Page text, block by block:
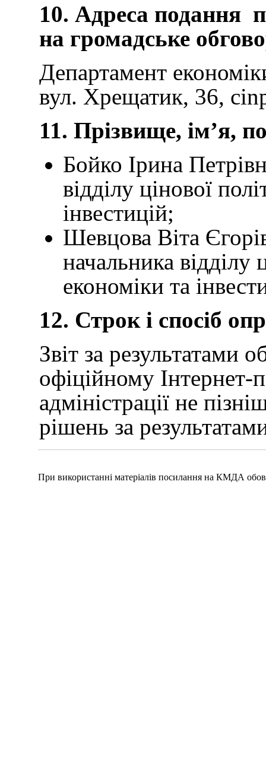
10. Адреса подання
на громадське
Департамент
вул. Хрещатик, 36,
11. Прізвище, ім’я,
Бойко Ірина
відділу цінової
інвестицій;
Шевцова Віта
начальника відділу
економіки та
12. Строк і спосіб
Звіт за результатами
офіційному Інтернет-
адміністрації не
рішень за
При використанні матеріалів посилання на КМДА